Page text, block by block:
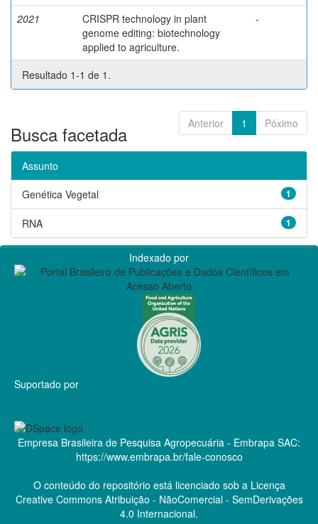
2021
CRISPR technology in plant
genome editing: biotechnology
applied to agriculture.
-
Resultado 1-1 de 1.
Anterior 1 Póximo
Busca facetada
Assunto
1
Genética Vegetal
1
RNA
Indexado por
Suportado por
Empresa Brasileira de Pesquisa Agropecuária - Embrapa SAC:
https://www.embrapa.br/fale-conosco
O conteúdo do repositório está licenciado sob a Licença
Creative CommonsAtribuição - NãoComercial - SemDerivações
4.0 Internacional.